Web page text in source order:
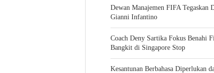
Dewan Manajemen FIFA Tegaskan
Gianni Infantino
Coach Deny Sartika Fokus Benahi
Bangkit di Singapore Stop
Kesantunan Berbahasa Diperlukan